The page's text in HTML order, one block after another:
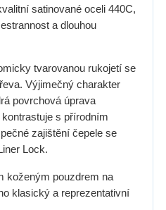
satinované oceli 440C,
a dlouhou
tvarovanou rukojetí se
Výjimečný charakter
povrchová úprava
s přírodním
zajištění čepele se
Lock.
koženým pouzdrem na
klasický a reprezentativní